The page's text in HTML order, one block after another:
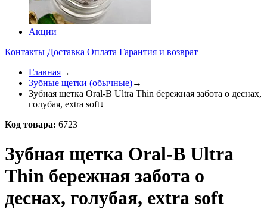
Акции
Контакты Доставка Оплата Гарантия и возврат
Главная→
Зубные щетки (обычные)→
Зубная щетка Oral-B Ultra Thin бережная забота о деснах,
голубая, extra soft↓
Код товара: 6723
Зубная щетка Oral-B Ultra
Thin бережная забота о
деснах, голубая, extra soft